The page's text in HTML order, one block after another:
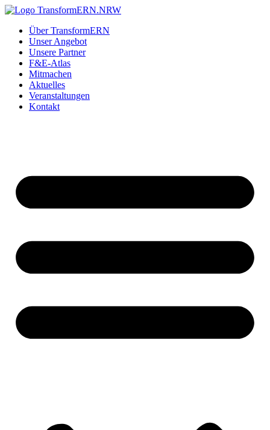
Zum
springenÜber TransformERN
Unser Angebot
Unsere Partner
F&E-Atlas
Mitmachen
Aktuelles
Veranstaltungen
Kontakt